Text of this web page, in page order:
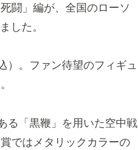
闘」編が、全国のローソ
した。
）。ファン待望のフィギュ
る「黒鞭」を用いた空中戦
ではメタリックカラーの